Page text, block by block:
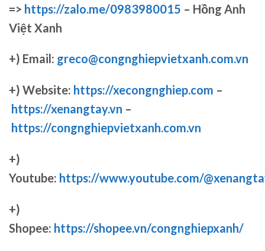
=> https://zalo.me/0983980015 – Hồng Anh
Việt Xanh
+) Email: greco@congnghiepvietxanh.com.vn
+) Website: https://xecongnghiep.com –
https://xenangtay.vn –
https://congnghiepvietxanh.com.vn
+)
Youtube: https://www.youtube.com/
+)
Shopee: https://shopee.vn/congnghiepxanh/